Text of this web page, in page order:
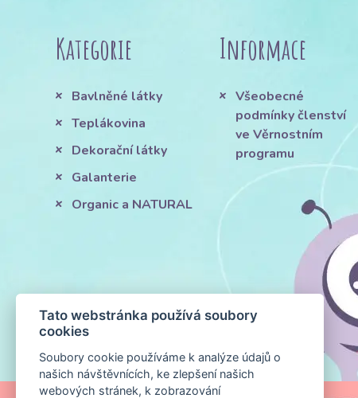
Kategorie
Bavlněné látky
Teplákovina
Dekorační látky
Galanterie
Organic a NATURAL
Informace
Všeobecné
podmínky členství
ve Věrnostním
programu
Tato webstránka používá soubory
cookies
Soubory cookie používáme k analýze údajů o
našich návštěvnících, ke zlepšení našich
webových stránek, k zobrazování